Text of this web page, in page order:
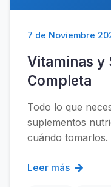
7 de Noviembre
Vitaminas y
Completa
Todo lo que
suplementos
cuándo tomarlos.
Leer más